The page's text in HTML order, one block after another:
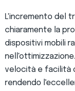
L'incremento del
chiaramente la
dispositivi mobili
velocità e facilità
rendendo